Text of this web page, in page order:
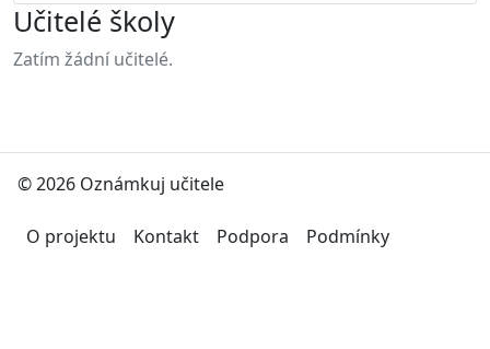
Učitelé školy
Zatím žádní učitelé.
© 2026 Oznámkuj učitele
O projektu Kontakt Podpora Podmínky